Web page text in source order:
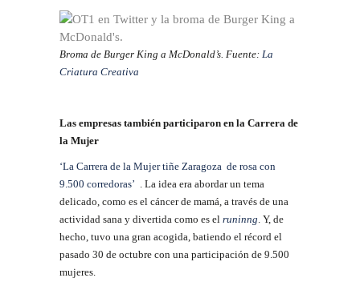
Broma de Burger King a McDonald’s. Fuente: La
Criatura Creativa
Las empresas también participaron en la Carrera de
la Mujer
‘La Carrera de la Mujer tiñe Zaragoza de rosa con
9.500 corredoras’ . La idea era abordar un tema
delicado, como es el cáncer de mamá, a través de una
actividad sana y divertida como es el runinng . Y, de
hecho, tuvo una gran acogida, batiendo el récord el
pasado 30 de octubre con una participación de 9.500
mujeres.